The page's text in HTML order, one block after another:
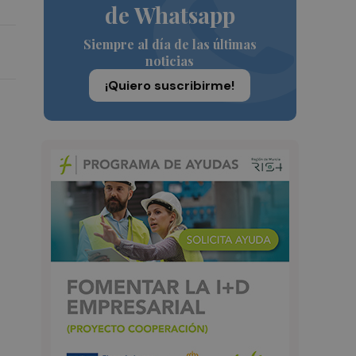
de Whatsapp
Siempre al día de las últimas
noticias
¡Quiero suscribirme!